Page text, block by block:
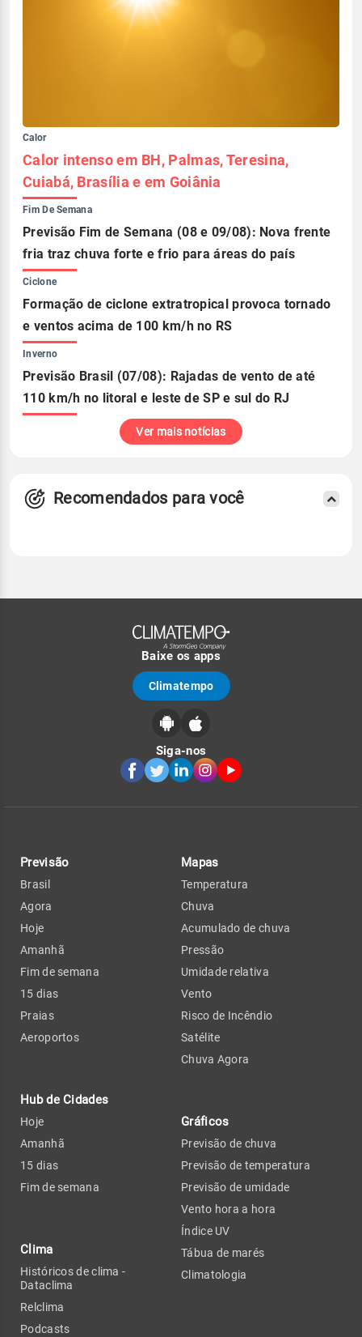
Calor
Calor intenso em BH, Palmas, Teresina,
Cuiabá, Brasília e em Goiânia
Fim De Semana
Previsão Fim de Semana (08 e 09/08): Nova frente
fria traz chuva forte e frio para áreas do país
Ciclone
Formação de ciclone extratropical provoca tornado
e ventos acima de 100 km/h no RS
Inverno
Previsão Brasil (07/08): Rajadas de vento de até
110 km/h no litoral e leste de SP e sul do RJ
Ver mais notícias
Recomendados para você
Baixe os apps
Climatempo
Siga-nos
Previsão
Brasil
Agora
Hoje
Amanhã
Fim de semana
15 dias
Praias
Aeroportos
Hub de Cidades
Hoje
Amanhã
15 dias
Fim de semana
Clima
Históricos de clima -
Dataclima
Relclima
Podcasts
Mapas
Temperatura
Chuva
Acumulado de chuva
Pressão
Umidade relativa
Vento
Risco de Incêndio
Satélite
Chuva Agora
Gráficos
Previsão de chuva
Previsão de temperatura
Previsão de umidade
Vento hora a hora
Índice UV
Tábua de marés
Climatologia